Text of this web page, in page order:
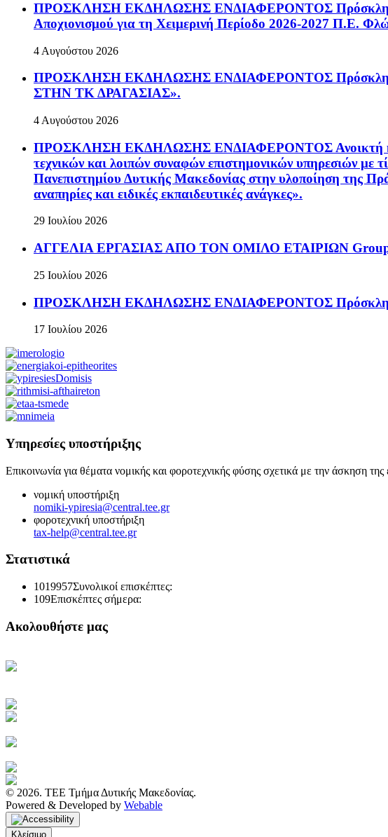
ΠΡΟΣΚΛΗΣΗ ΕΚΔΗΛΩΣΗΣ ΕΝΔΙΑΦΕΡΟΝΤΟΣ Πρόσκλησης
Αποχιονισμού για τη Χειμερινή Περίοδο 2026-2027 Π.Ε.
4 Αυγούστου 2026
ΠΡΟΣΚΛΗΣΗ ΕΚΔΗΛΩΣΗΣ ΕΝΔΙΑΦΕΡΟΝΤΟΣ
ΣΤΗΝ ΤΚ ΔΡΑΓΑΣΙΑΣ».
4 Αυγούστου 2026
ΠΡΟΣΚΛΗΣΗ ΕΚΔΗΛΩΣΗΣ ΕΝΔΙΑΦΕΡΟΝΤΟΣ Ανοικτή
τεχνικών και λοιπών συναφών επιστημονικών υπηρεσιών με
Πανεπιστημίου Δυτικής Μακεδονίας στην υλοποίηση της
αναπηρίες και ειδικές εκπαιδευτικές ανάγκες».
29 Ιουλίου 2026
ΑΓΓΕΛΙΑ ΕΡΓΑΣΙΑΣ ΑΠΟ ΤΟΝ ΟΜΙΛΟ ΕΤΑΙΡΙΩΝ Group
25 Ιουλίου 2026
ΠΡΟΣΚΛΗΣΗ ΕΚΔΗΛΩΣΗΣ ΕΝΔΙΑΦΕΡΟΝΤΟΣ Πρόσκλησης
17 Ιουλίου 2026
Υπηρεσίες υποστήριξης
Επικοινωνία για θέματα νομικής και φοροτεχνικής φύσης σχετικά με την άσκηση
νομική υποστήριξη
nomiki-ypiresia@central.tee.gr
φοροτεχνική υποστήριξη
tax-help@central.tee.gr
Στατιστικά
1019957Συνολικοί επισκέπτες:
109Επισκέπτες σήμερα:
Ακολουθήστε μας
© 2026. ΤΕΕ Τμήμα Δυτικής Μακεδονίας.
Powered & Developed by Webable
Κλείσιμο